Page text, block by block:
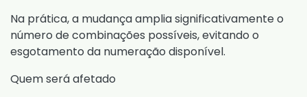
Na prática, a mudança amplia significativamente o
número de combinações possíveis, evitando o
esgotamento da numeração disponível.
Quem será afetado